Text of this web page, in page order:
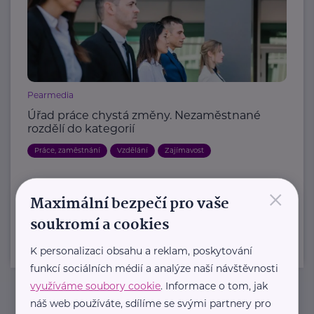
Pearmedia
Úřad práce chystá změny. Nezaměstnané
rozdělí do kategorií
Práce, zaměstnání Vzdělání Zajímavost
Další články ×
Maximální bezpečí pro vaše
soukromí a cookies
K personalizaci obsahu a reklam, poskytování
funkcí sociálních médií a analýze naší návštěvnosti
využíváme soubory cookie. Informace o tom, jak
náš web používáte, sdílíme se svými partnery pro